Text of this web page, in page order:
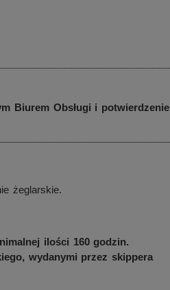
Biurem Obsługi i potwierdzenie
żeglarskie.
ilości 160 godzin.
wydanymi przez skippera